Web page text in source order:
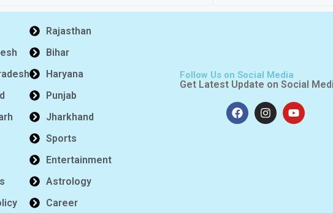
Rajasthan
Bihar
Haryana
Punjab
Jharkhand
Sports
Entertainment
Astrology
Career
Follow Us on Social Media
Get Latest Update on Social